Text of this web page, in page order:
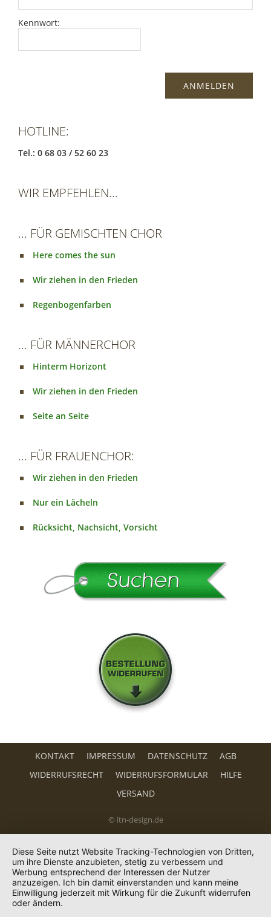
Kennwort:
HOTLINE:
Tel.: 0 68 03 / 52 60 23
WIR EMPFEHLEN...
... FÜR GEMISCHTEN CHOR
Here comes the sun
Wir ziehen in den Frieden
Regenbogenfarben
... FÜR MÄNNERCHOR
Hinterm Horizont
Wir ziehen in den Frieden
Seite an Seite
... FÜR FRAUENCHOR:
Wir ziehen in den Frieden
Nur ein Lächeln
Rücksicht, Nachsicht, Vorsicht
KONTAKT IMPRESSUM DATENSCHUTZ
AGB
WIDERRUFSRECHT
WIDERRUFSFORMULAR
HILFE
VERSAND
© itn-design.de
Diese Seite nutzt Website Tracking-Technologien von Dritten,
um ihre Dienste anzubieten, stetig zu verbessern und
Werbung entsprechend der Interessen der Nutzer
anzuzeigen. Ich bin damit einverstanden und kann meine
Einwilligung jederzeit mit Wirkung für die Zukunft widerrufen
oder ändern.